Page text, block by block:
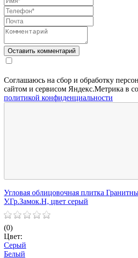
Соглашаюсь на сбор и обработку
сайтом и сервисом Яндекс.Метрика в
политикой конфиденциальности
Угловая облицовочная плитка
У.Гр.Замок.Н, цвет серый
(0)
Цвет:
Серый
Белый